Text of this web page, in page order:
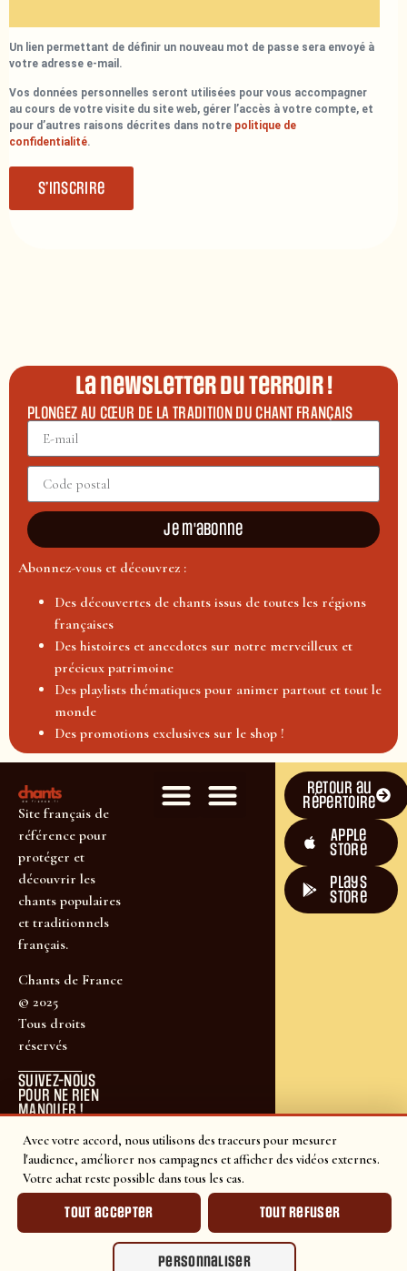
Avec votre accord, nous utilisons des traceurs pour mesurer
l'audience, améliorer nos campagnes et afficher des vidéos externes.
Votre achat reste possible dans tous les cas.
Tout accepter Tout refuser
Personnaliser
Un lien permettant de définir un nouveau mot de passe sera envoyé à
votre adresse e-mail.
Vos données personnelles seront utilisées pour vous accompagner
au cours de votre visite du site web, gérer l’accès à votre compte, et
pour d’autres raisons décrites dans notre politique de
confidentialité.
S’inscrire
La newsletter du terroir !
PLONGEZ AU CŒUR DE LA TRADITION DU CHANT FRANÇAIS
Je m'abonne
Abonnez-vous et découvrez :
Des découvertes de chants issus de toutes les régions
françaises
Des histoires et anecdotes sur notre merveilleux et
précieux patrimoine
Des playlists thématiques pour animer partout et tout le
monde
Des promotions exclusives sur le shop !
Site français de
référence pour
protéger et
découvrir les
chants populaires
et traditionnels
français.
Chants de France
© 2025
Tous droits
réservés
SUIVEZ-NOUS
POUR NE RIEN
MANQUER !
Retour au
répertoire
Apple
Store
plays
store